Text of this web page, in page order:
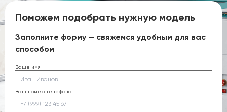
Поможем подобрать нужную модель
Заполните форму — свяжемся удобным для вас
способом
Ваше имя
Ваш номер телефона